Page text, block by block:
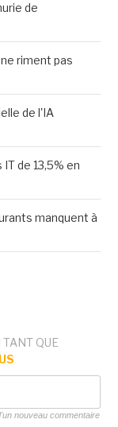
de
riment pas
de l'IA
de 13,5% en
manquent à
QUE
nouveau commentaire